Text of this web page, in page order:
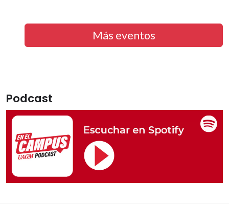
Más eventos
Podcast